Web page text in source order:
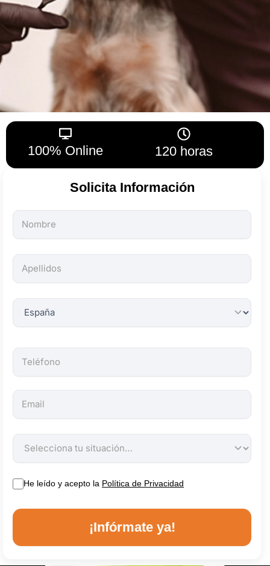
100% Online 120 horas
Solicita Información
Todos
los
son
obligatorios.
He leído y acepto la Política de Privacidad
¡Infórmate ya!